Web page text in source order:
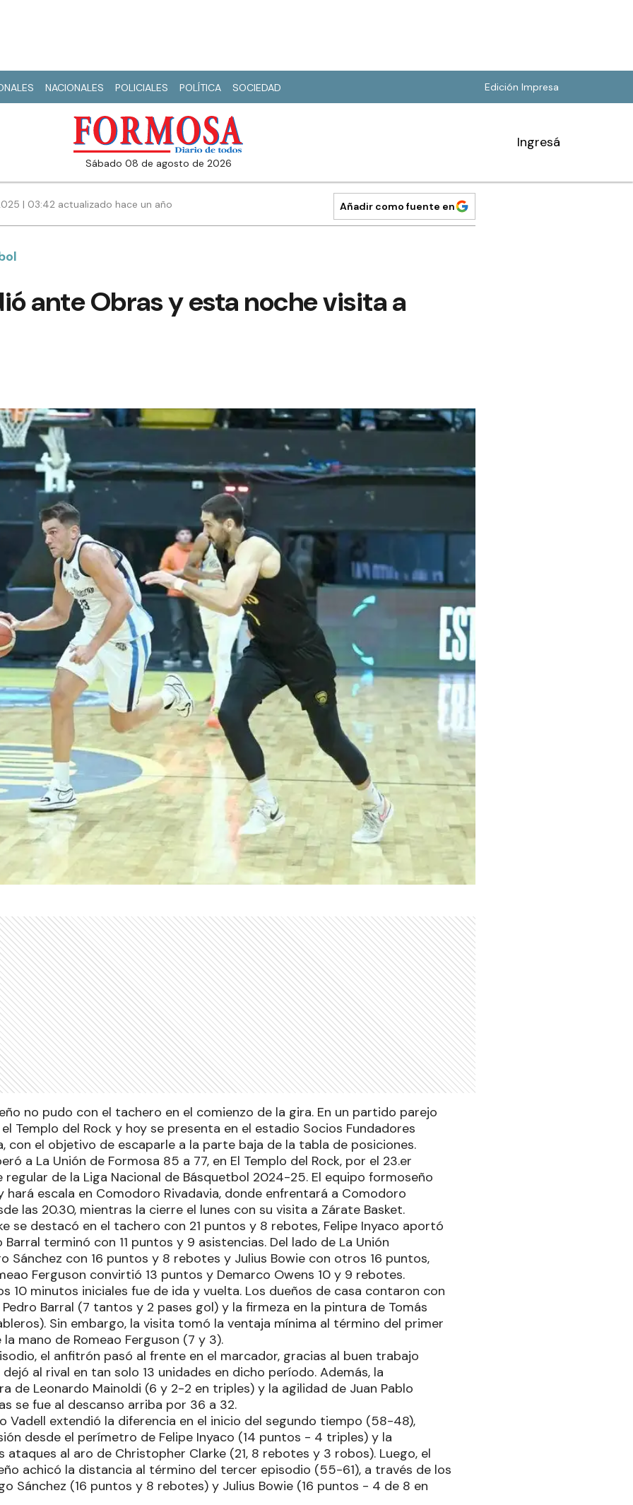
NACIONALES POLICIALES POLÍTICA SOCIEDAD Edición Impresa
sábado 08 de agosto de 2026
Ingresá
| 03:42 actualizado hace un año Añadir como fuente en
ante Obras y esta noche visita a
no pudo con el tachero en el comienzo de la gira. En un partido parejo
Templo del Rock y hoy se presenta en el estadio Socios Fundadores
con el objetivo de escaparle a la parte baja de la tabla de posiciones.
a La Unión de Formosa 85 a 77, en El Templo del Rock, por el 23.er
de la Liga Nacional de Básquetbol 2024-25. El equipo formoseño
hará escala en Comodoro Rivadavia, donde enfrentará a Comodoro
las 20.30, mientras la cierre el lunes con su visita a Zárate Basket.
se destacó en el tachero con 21 puntos y 8 rebotes, Felipe Inyaco aportó
terminó con 11 puntos y 9 asistencias. Del lado de La Unión
Sánchez con 16 puntos y 8 rebotes y Julius Bowie con otros 16 puntos,
Ferguson convirtió 13 puntos y Demarco Owens 10 y 9 rebotes.
10 minutos iniciales fue de ida y vuelta. Los dueños de casa contaron con
Barral (7 tantos y 2 pases gol) y la firmeza en la pintura de Tomás
Sin embargo, la visita tomó la ventaja mínima al término del primer
mano de Romeao Ferguson (7 y 3).
el anfitrón pasó al frente en el marcador, gracias al buen trabajo
dejó al rival en tan solo 13 unidades en dicho período. Además, la
de Leonardo Mainoldi (6 y 2-2 en triples) y la agilidad de Juan Pablo
se fue al descanso arriba por 36 a 32.
Vadell extendió la diferencia en el inicio del segundo tiempo (58-48),
desde el perímetro de Felipe Inyaco (14 puntos - 4 triples) y la
ataques al aro de Christopher Clarke (21, 8 rebotes y 3 robos). Luego, el
achicó la distancia al término del tercer episodio (55-61), a través de los
Sánchez (16 puntos y 8 rebotes) y Julius Bowie (16 puntos - 4 de 8 en